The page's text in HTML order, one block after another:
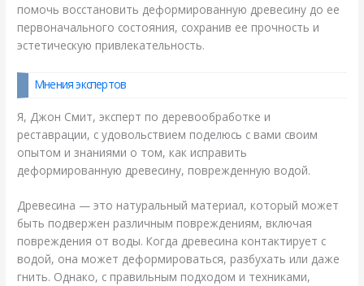
помочь восстановить деформированную древесину до ее
первоначального состояния, сохранив ее прочность и
эстетическую привлекательность.
Мнения экспертов
Я, Джон Смит, эксперт по деревообработке и
реставрации, с удовольствием поделюсь с вами своим
опытом и знаниями о том, как исправить
деформированную древесину, поврежденную водой.
Древесина — это натуральный материал, который может
быть подвержен различным повреждениям, включая
повреждения от воды. Когда древесина контактирует с
водой, она может деформироваться, разбухать или даже
гнить. Однако, с правильным подходом и техниками,